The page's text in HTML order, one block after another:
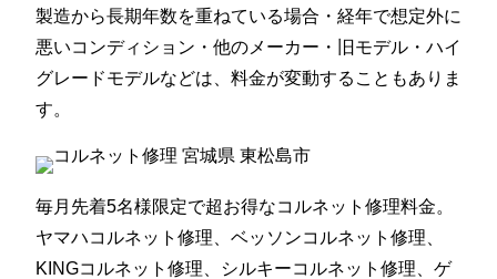
製造から長期年数を重ねている場合・経年で想定外に
悪いコンディション・他のメーカー・旧モデル・ハイ
グレードモデルなどは、料金が変動することもありま
す。
毎月先着5名様限定で超お得なコルネット修理料金。
ヤマハコルネット修理、ベッソンコルネット修理、
KINGコルネット修理、シルキーコルネット修理、ゲ